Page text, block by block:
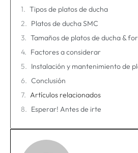
Tipos de platos de ducha
Platos de ducha SMC
Tamaños de platos de ducha &
Factores a considerar
Instalación y mantenimiento de
Conclusión
Artículos relacionados
Esperar! Antes de irte